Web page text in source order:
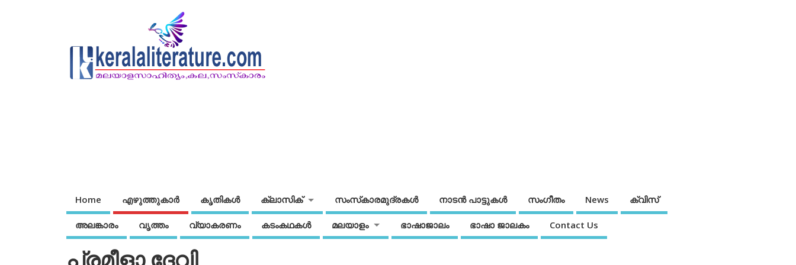
Home എഴുത്തുകാര്‍ കൃതികൾ ക്ലാസിക് സംസ്‌കാരമുദ്രകള്‍ നാടന്‍ പാട്ടുകള്‍ സംഗീതം News ക്വിസ്
അലങ്കാരം വൃത്തം വ്യാകരണം കടംകഥകള്‍ മലയാളം ഭാഷാജാലം ഭാഷാ ജാലകം Contact Us